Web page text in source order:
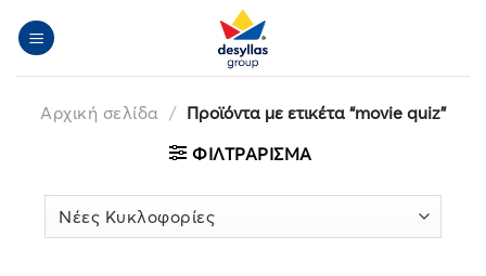
στο
Αρχική σελίδα / Προϊόντα με ετικέτα “movie quiz”
ΦΙΛΤΡΆΡΙΣΜΑ